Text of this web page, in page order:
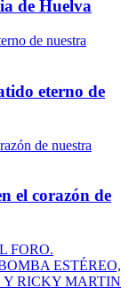
de Huelva
eterno de
el corazón de